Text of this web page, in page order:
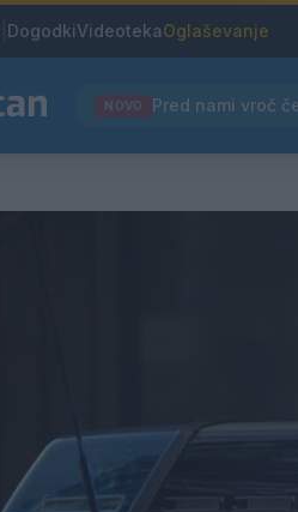
DogodkiVideotekaOglaševanje
NOVO